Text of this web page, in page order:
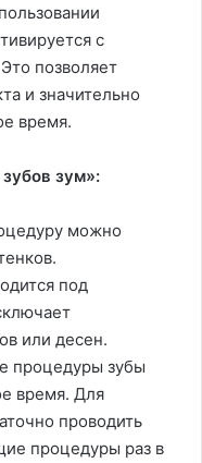
с
позволяет
и значительно
время.
зум»:
можно
под
или десен.
процедуры зубы
время. Для
проводить
процедуры раз в